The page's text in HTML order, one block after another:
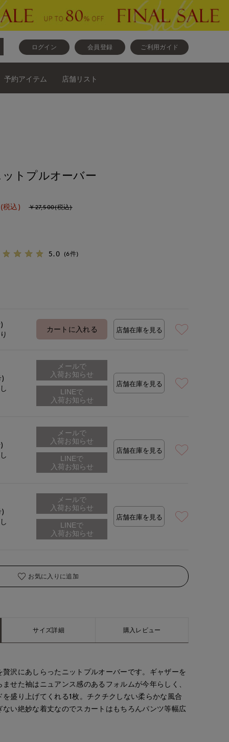
ログイン 会員登録 ご利用ガイド
予約アイテム 店舗リスト
着用サイズ:09(M)
トプルオーバー
(税込) ￥27,500(税込)
5.0 (6件)
カートに入れる 店舗在庫を見る
メールで
入荷お知らせ
店舗在庫を見る
メールで
入荷お知らせ
店舗在庫を見る
メールで
入荷お知らせ
店舗在庫を見る
お気に入りに追加
サイズ詳細 購入レビュー
沢にあしらったニットプルオーバーです。ギャザーを
せた袖はニュアンス感のあるフォルムが今年らしく、
盛り上げてくれる1枚。チクチクしない柔らかな風合
い絶妙な着丈なのでスカートはもちろんパンツ等幅広